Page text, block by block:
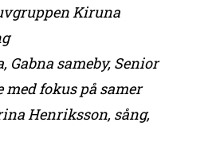
Kiruna
sameby, Senior
fokus på samer
Henriksson, sång,